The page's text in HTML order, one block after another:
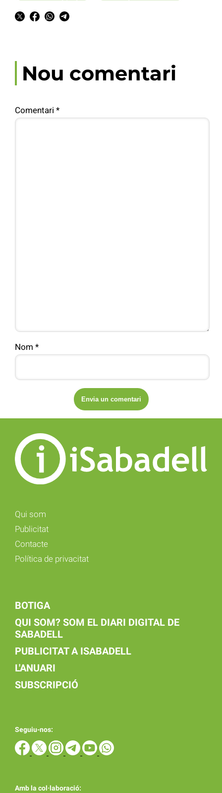
Nou comentari
Comentari *
Nom *
Qui som
Publicitat
Contacte
Política de privacitat
BOTIGA
QUI SOM? SOM EL DIARI DIGITAL DE
SABADELL
PUBLICITAT A ISABADELL
L'ANUARI
SUBSCRIPCIÓ
Seguiu-nos:
Amb la col·laboració: